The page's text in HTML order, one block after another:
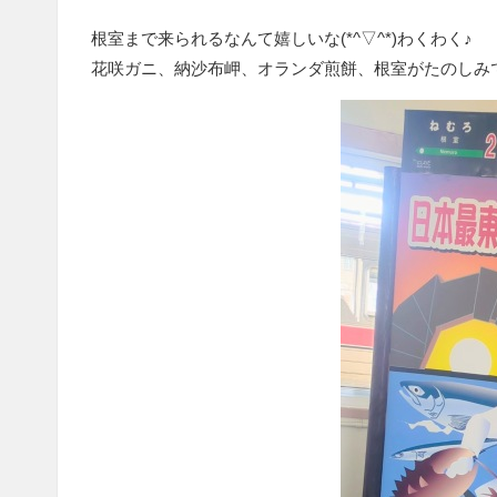
根室まで来られるなんて嬉しいな(*^▽^*)わくわく♪
花咲ガニ、納沙布岬、オランダ煎餅、根室がたのしみ